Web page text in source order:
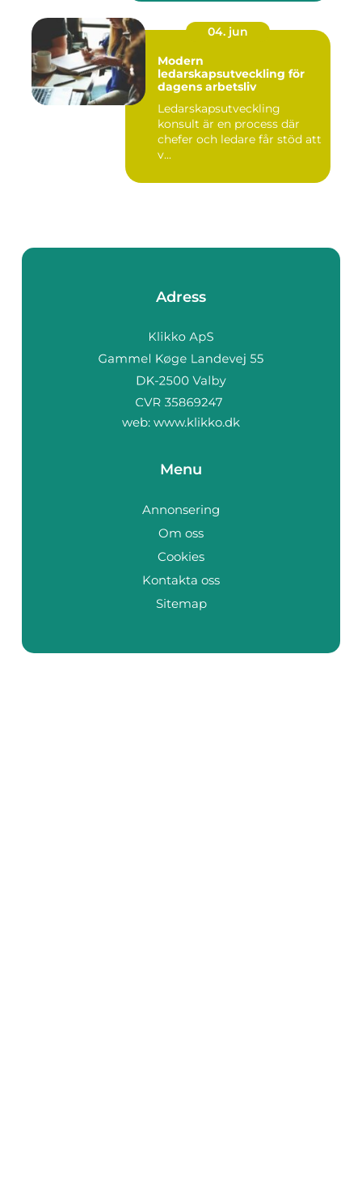
04. jun
Modern
ledarskapsutveckling för
dagens arbetsliv
Ledarskapsutveckling
konsult är en process där
chefer och ledare får stöd att
v...
Adress
web: www.klikko.dk
Menu
Annonsering
Om oss
Cookies
Kontakta oss
Sitemap